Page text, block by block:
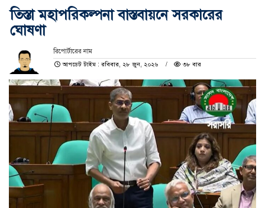
তিস্তা মহাপরিকল্পনা বাস্তবায়নে সরকারের
ঘোষণা
রিপোর্টারের নাম
আপডেট টাইম : রবিবার, ২৮ জুন, ২০২৬
৩৮ বার